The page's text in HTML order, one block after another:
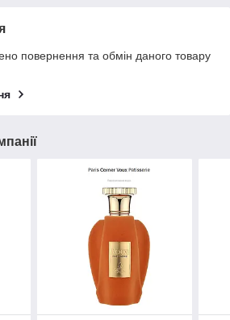
повернення та обмін даного товару